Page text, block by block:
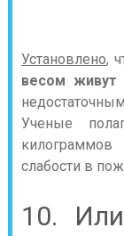
Установлено,
весом живут
Ученые
слабости в
10.